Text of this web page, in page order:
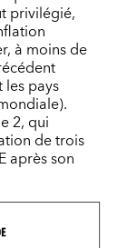
privilégié,
à moins de
les pays
2, qui
de trois
après son